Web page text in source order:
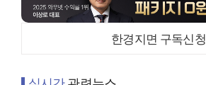
한경지면 구독신청